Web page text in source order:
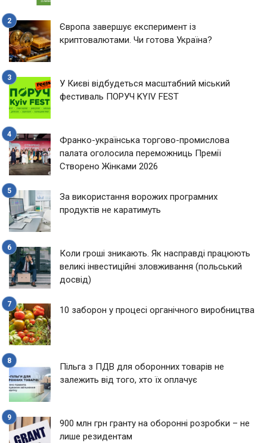
Європа завершує експеримент із
криптовалютами. Чи готова Україна?
У Києві відбудеться масштабний міський
фестиваль ПОРУЧ KYIV FEST
Франко-українська торгово-промислова
палата оголосила переможниць Премії
Створено Жінками 2026
За використання ворожих програмних
продуктів не каратимуть
Коли гроші зникають. Як насправді працюють
великі інвестиційні зловживання (польський
досвід)
10 заборон у процесі органічного виробництва
Пільга з ПДВ для оборонних товарів не
залежить від того, хто їх оплачує
900 млн грн гранту на оборонні розробки – не
лише резидентам